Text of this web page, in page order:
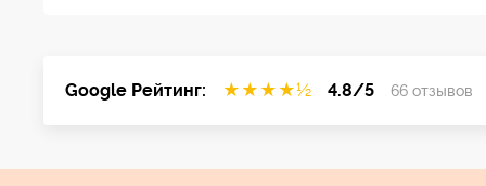
Google Рейтинг: ★ ★ ★ ★½ 4.8/5 66 отзывов